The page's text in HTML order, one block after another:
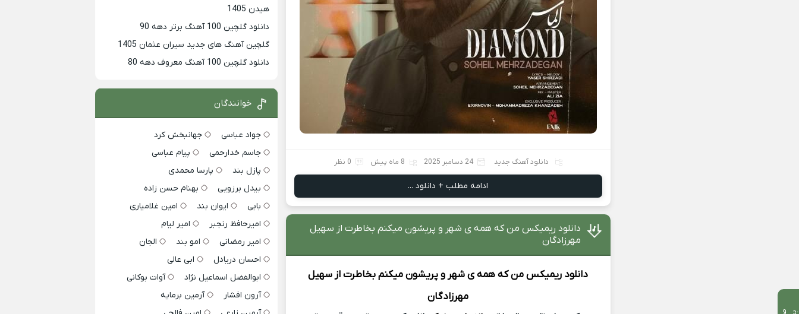
دانلود آهنگ جدید 24 دسامبر 2025 8 ماه پیش 0 نظر
ادامه مطلب + دانلود ...
دانلود ریمیکس من که همه ی شهر و پریشون میکنم بخاطرت از سهیل
مهرزادگان
دانلود ریمیکس من که همه ی شهر و پریشون میکنم بخاطرت ازسهیل
مهرزادگان
هیدن 1405
دانلود گلچین 100 آهنگ برتر دهه 90
گلچین آهنگ های جدید سیران عثمان 1405
دانلود گلچین 100 آهنگ معروف دهه 80
خوانندگان
جواد عباسی
جهانبخش کرد
جاسم خدارحمی
پیام عباسی
پازل بند
پارسا محمدی
بیدل برزویی
بهنام حسن زاده
بابی
ایوان بند
امین غلامیاری
امیرحافظ رنجبر
امیر لیام
امیر رمضانی
امو بند
الجان
احسان دریادل
ابی عالی
ابوالفضل اسماعیل نژاد
آوات بوکانی
آرون افشار
آرمین برمایه